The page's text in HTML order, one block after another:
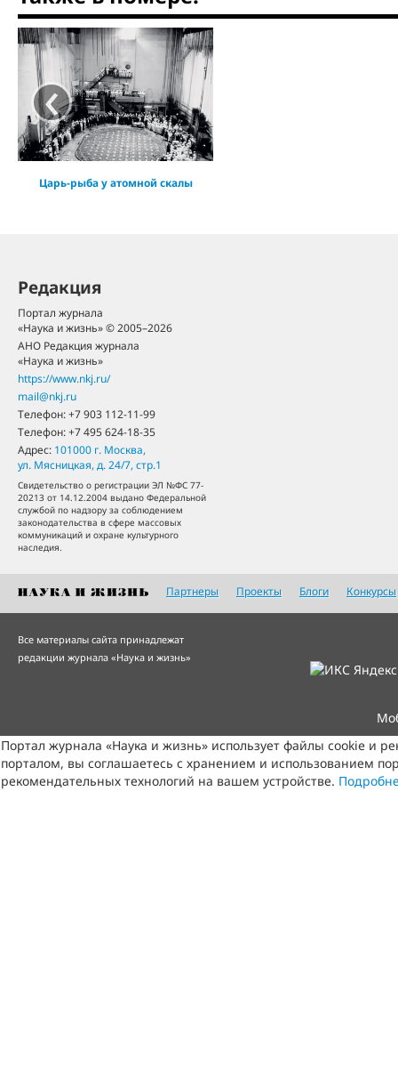
Царь-рыба у атомной скалы
‹
Редакция
Портал журнала
«Наука и жизнь» © 2005–2026
АНО Редакция журнала
«Наука и жизнь»
https://www.nkj.ru/
mail@nkj.ru
Телефон:+7 903 112-11-99
Телефон:+7 495 624-18-35
Адрес: 101000 г. Москва,
ул. Мясницкая, д. 24/7, стр.1
Свидетельство о регистрации ЭЛ №ФС 77-
20213 от 14.12.2004 выдано Федеральной
службой по надзору за соблюдением
законодательства в сфере массовых
коммуникаций и охране культурного
наследия.
Партнеры Проекты Блоги Конкурсы
Все материалы сайта принадлежат
редакции журнала «Наука и жизнь»
Портал журнала «Наука и жизнь» использует файлы cookie и
порталом, вы соглашаетесь с хранением и использованием
рекомендательных технологий на вашем устройстве.